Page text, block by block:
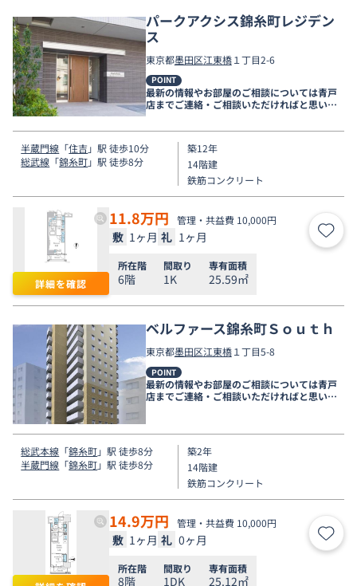
パークアクシス錦糸町レジデン
ス
東京都墨田区江東橋１丁目2-6
POINT
最新の情報やお部屋のご相談については青戸
店までご連絡・ご相談いただければと思いま
す。
半蔵門線 「住吉 」駅 徒歩10分
総武線 「錦糸町」駅 徒歩8分
築12年
14階建
鉄筋コンクリート
詳細を確認
11.8万円 管理・共益費 10,000円
敷 1ヶ月 礼 1ヶ月 お気
所在階
6階
間取り
1K
専有面積
25.59㎡
ベルファース錦糸町Ｓｏｕｔｈ
東京都墨田区江東橋１丁目5-8
POINT
最新の情報やお部屋のご相談については青戸
店までご連絡・ご相談いただければと思いま
総武本線 「錦糸町」駅 徒歩8分
半蔵門線 「錦糸町」駅 徒歩8分
築2年
14階建
鉄筋コンクリート
14.9万円 管理・共益費 10,000円
敷 1ヶ月 礼 0ヶ月 お気
所在階
8階
間取り
1DK
専有面積
25.12㎡